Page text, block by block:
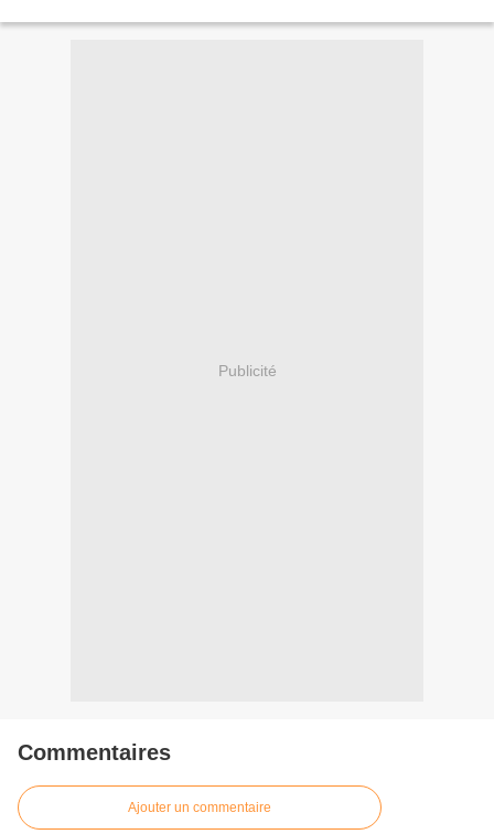
Publicité
Commentaires
Ajouter un commentaire